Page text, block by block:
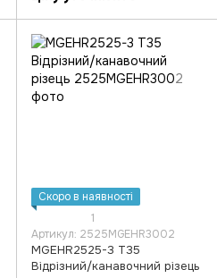
Скоро в наявності
1
Артикул: 2525MGEHR3002
MGEHR2525-3 T35
Відрізний/канавочний різець